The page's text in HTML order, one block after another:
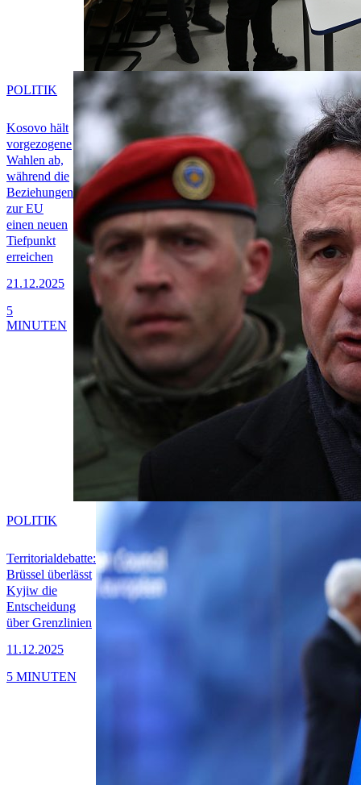
Kosovo hält
vorgezogene
Wahlen ab,
während die
Beziehungen
zur EU
einen neuen
Tiefpunkt
erreichen
21.12.2025
POLITIK
5
MINUTEN
Territorialdebatte:
Brüssel überlässt
Kyjiw die
Entscheidung
über Grenzlinien
11.12.2025
POLITIK
5 MINUTEN